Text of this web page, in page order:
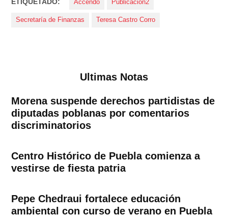
Accendo Publicacion2
Secretaría de Finanzas Teresa Castro Corro
Ultimas Notas
Morena suspende derechos partidistas de
diputadas poblanas por comentarios
discriminatorios
Centro Histórico de Puebla comienza a
vestirse de fiesta patria
Pepe Chedraui fortalece educación
ambiental con curso de verano en Puebla